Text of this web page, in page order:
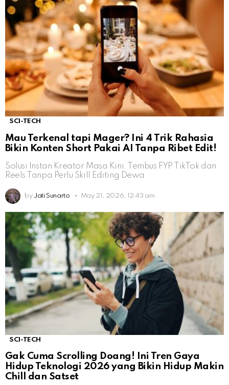
SCI-TECH
Mau Terkenal tapi Mager? Ini 4 Trik Rahasia
Bikin Konten Short Pakai AI Tanpa Ribet Edit!
Solusi Instan Kreator Masa Kini: Tembus FYP TikTok dan
Reels Tanpa Perlu Skill Editing Dewa
by Jati Sunarto May 21, 2026, 12:43 am
SCI-TECH
Gak Cuma Scrolling Doang! Ini Tren Gaya
Hidup Teknologi 2026 yang Bikin Hidup Makin
Chill dan Satset